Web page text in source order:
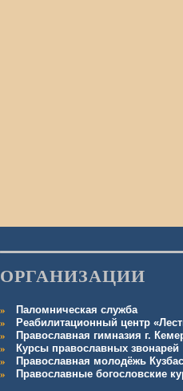
ОРГАНИЗАЦИИ
Паломническая служба
Реабилитационный центр
Православная гимназия г.
Курсы православных звонарей
Православная молодёжь
Православные богословские